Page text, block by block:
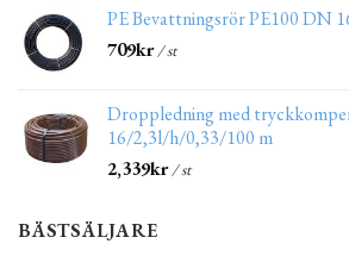
PE Bevattningsrör PE100 DN
709kr/ st
Droppledning med
16/2,3l/h/0,33/100 m
2,339kr/ st
BÄSTSÄLJARE